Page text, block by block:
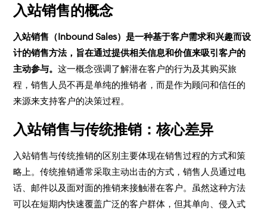
入站销售的概念
入站销售（Inbound Sales）是一种基于客户需求和兴趣而设
计的销售方法，旨在通过提供相关信息和价值来吸引客户的
主动参与。这一概念强调了解潜在客户的行为及其购买旅
程，销售人员不再是单纯的推销者，而是作为顾问和信任的
来源来支持客户的决策过程。
入站销售与传统推销：核心差异
入站销售与传统推销的区别主要体现在销售过程的方式和策
略上。传统推销通常采取主动出击的方式，销售人员通过电
话、邮件以及面对面的推销来接触潜在客户。虽然这种方法
可以在短期内快速覆盖广泛的客户群体，但其单向、侵入式